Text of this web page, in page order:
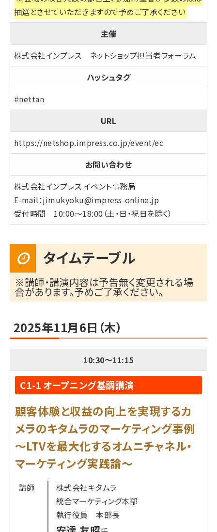
抽選とさせていただきますので予めご了承ください
主催
株式会社インプレス ネットショップ担当者フォーラム
ハッシュタグ
#nettan
URL
https://netshop.impress.co.jp/event/ec
お問い合わせ
株式会社インプレス イベント事務局
E-mail：jimukyoku@impress-online.jp
受付時間 10:00～18:00（土・日・祝日を除く）
タイムテーブル
※講師・講演内容は予告無く変更される場
合があります。予めご了承ください。
2025年11月6日（木）
10:30～11:15
C1-1 オープニング基調講演
顧客体験と収益の向上を実現するカ
メラのキタムラのマーケティング事例
～LTVを最大化するオムニチャネル・
マーケティング実践論～
講師
株式会社キタムラ
統合マーケティング本部
執行役員 本部長